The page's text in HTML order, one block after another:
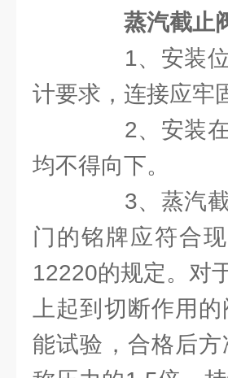
蒸汽截止
1、安装位
计要求，连接应牢
2、安装在
均不得向下。
3、蒸汽截
门的铭牌应符合
12220的规定。对
上起到切断作用
能试验，合格后